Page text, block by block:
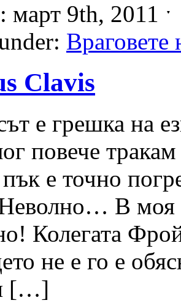
март 9th, 2011
Враговете
Clavis
е грешка на
повече
е точно
В моя
Колегата
не е го е
[…]